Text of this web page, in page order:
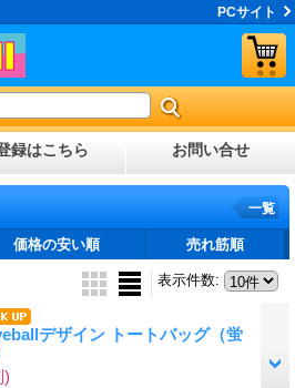
PCサイト
録はこちら お問い合せ
一覧
価格の安い順 売れ筋順
表示件数:
デザイン トートバッグ（蛍
)